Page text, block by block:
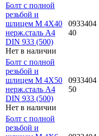
Болт с полной
резьбой и
шлицем M 4Х40
нерж.сталь A4
DIN 933 (500)
Нет в наличии
0933404
40
Болт с полной
резьбой и
шлицем M 4Х50
нерж.сталь A4
DIN 933 (500)
Нет в наличии
0933404
50
Болт с полной
резьбой и